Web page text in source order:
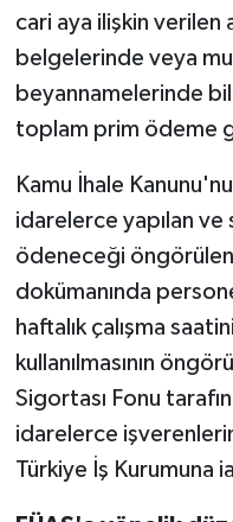
cari aya ilişkin verilen
belgelerinde veya
beyannamelerinde
toplam prim ödeme
Kamu İhale
idarelerce yapılan
ödeneceği öngörülen
dokümanında
haftalık çalışma
kullanılmasının
Sigortası Fonu
idarelerce
Türkiye İş Kurumuna